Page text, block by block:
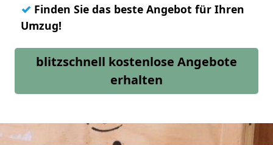
✓ Finden Sie das beste Angebot für Ihren
Umzug!
blitzschnell kostenlose Angebote
erhalten